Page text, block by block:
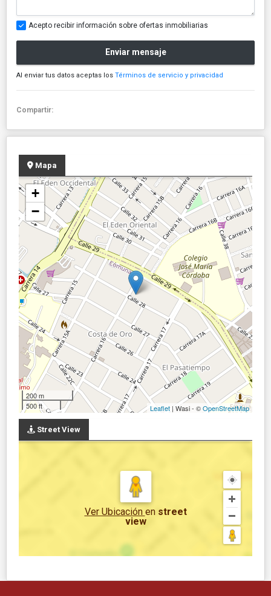
Acepto recibir información sobre ofertas inmobiliarias
Enviar mensaje
Al enviar tus datos aceptas los Términos de servicio y privacidad
Compartir:
Mapa
+
−
200 m
500 ft
Leaflet | Wasi - ©OpenStreetMap
Street View
Ver Ubicación en street
view